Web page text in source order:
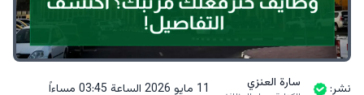
نشر: سارة العنزي 11 مايو 2026 الساعة 03:45 مساءاً